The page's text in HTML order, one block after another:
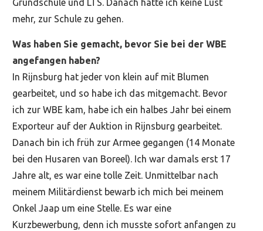
Grundschule und LTS. Danach hatte ich keine Lust
mehr, zur Schule zu gehen.
Was haben Sie gemacht, bevor Sie bei der WBE
angefangen haben?
In Rijnsburg hat jeder von klein auf mit Blumen
gearbeitet, und so habe ich das mitgemacht. Bevor
ich zur WBE kam, habe ich ein halbes Jahr bei einem
Exporteur auf der Auktion in Rijnsburg gearbeitet.
Danach bin ich früh zur Armee gegangen (14 Monate
bei den Husaren van Boreel). Ich war damals erst 17
Jahre alt, es war eine tolle Zeit. Unmittelbar nach
meinem Militärdienst bewarb ich mich bei meinem
Onkel Jaap um eine Stelle. Es war eine
Kurzbewerbung, denn ich musste sofort anfangen zu